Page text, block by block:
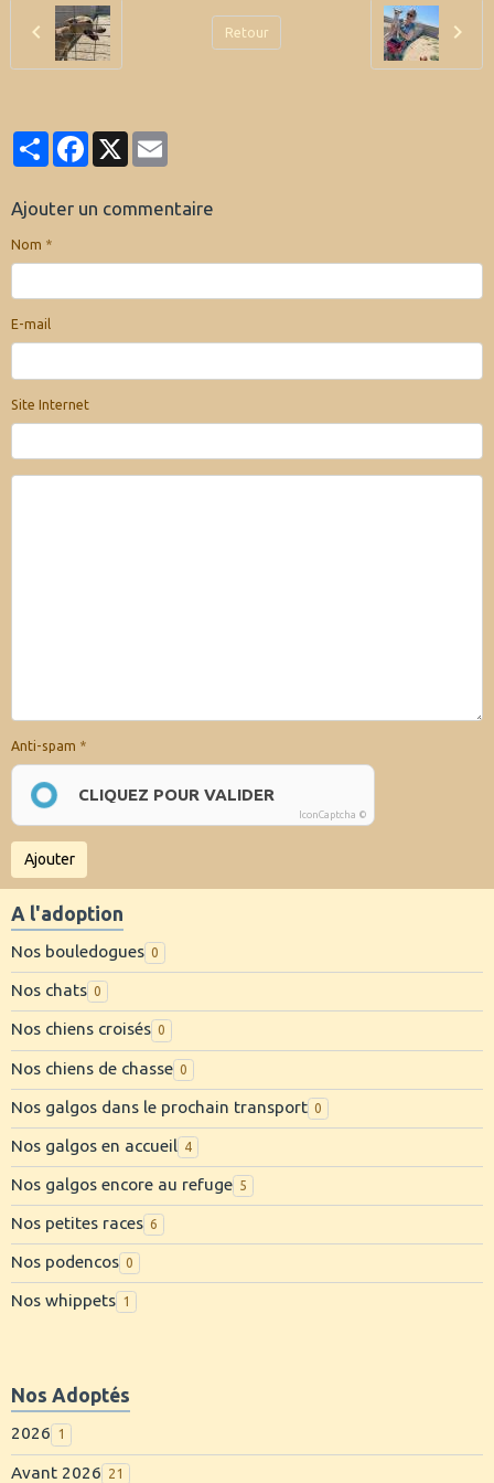
Retour
PartagerFacebook
Ajouter un commentaire
Nom
E-mail
Site Internet
Anti-spam
CLIQUEZ POUR VALIDER
IconCaptcha ©
Ajouter
A l'adoption
Nos bouledogues 0
Nos chats 0
Nos chiens croisés 0
Nos chiens de chasse 0
Nos galgos dans le prochain transport 0
Nos galgos en accueil 4
Nos galgos encore au refuge 5
Nos petites races 6
Nos podencos 0
Nos whippets 1
Nos Adoptés
2026 1
Avant 2026 21